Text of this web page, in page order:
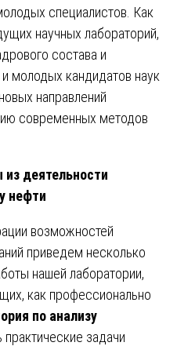
специалистов. Как
научных лабораторий,
состава и
молодых кандидатов наук
направлений
современных методов
деятельности
нефти
возможностей
приведем несколько
нашей лаборатории,
как профессионально
по анализу
задачи